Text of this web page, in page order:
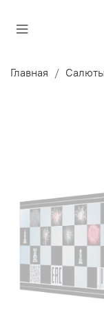
Главная Салюты